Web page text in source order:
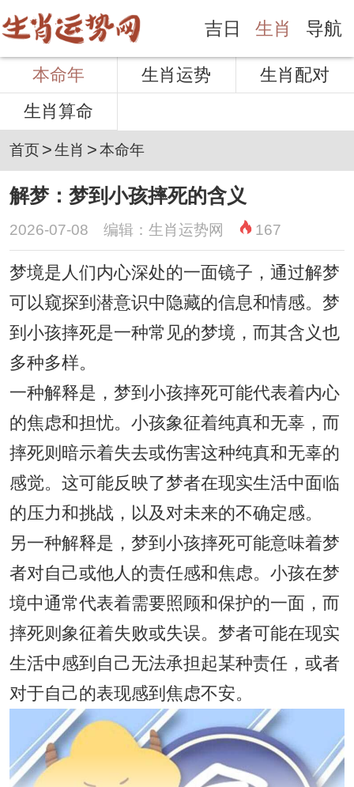
吉日 生肖 导航
本命年 生肖运势
生肖配对
生肖算命
首页>生肖 >本命年
解梦：梦到小孩摔死的含义
2026-07-08 编辑：生肖运势网 167
梦境是人们内心深处的一面镜子，通过解梦
可以窥探到潜意识中隐藏的信息和情感。梦
到小孩摔死是一种常见的梦境，而其含义也
多种多样。
一种解释是，梦到小孩摔死可能代表着内心
的焦虑和担忧。小孩象征着纯真和无辜，而
摔死则暗示着失去或伤害这种纯真和无辜的
感觉。这可能反映了梦者在现实生活中面临
的压力和挑战，以及对未来的不确定感。
另一种解释是，梦到小孩摔死可能意味着梦
者对自己或他人的责任感和焦虑。小孩在梦
境中通常代表着需要照顾和保护的一面，而
摔死则象征着失败或失误。梦者可能在现实
生活中感到自己无法承担起某种责任，或者
对于自己的表现感到焦虑不安。